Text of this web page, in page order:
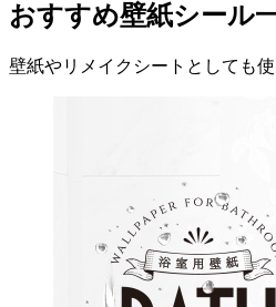
おすすめ壁紙シール
壁紙やリメイクシートとしても